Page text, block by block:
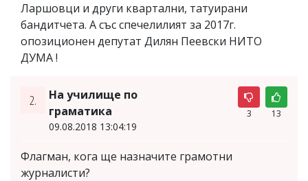
Ларшовци и други квартални, татуирани
бандитчета. А със спечелилият за 2017г.
опозиционен депутат Дилян Пеевски НИТО
ДУМА !
2.
На училище по
граматика
09.08.2018 13:04:19
3 13
Флагман, кога ще назначите грамотни
журналисти?